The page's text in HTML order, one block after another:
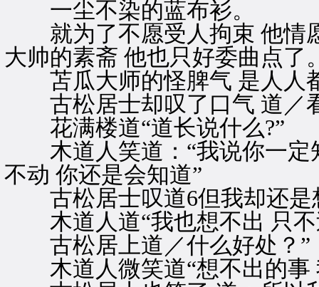
一尘不染的蓝布衫。
就为了不愿受人拘束 他情
大帅的素斋 他也只好委曲点了
苫瓜大师的怪脾气 是人人
古松居士却叹了口气 道／
花满楼道“道长说什么?”
木道人笑道：“我说你一定
不动 你还是会知道”
古松居士叹道6但我却还是
木道人道“我也想不出 只不
古松居上道／什么好处？”
木道人微笑道“想不出的事